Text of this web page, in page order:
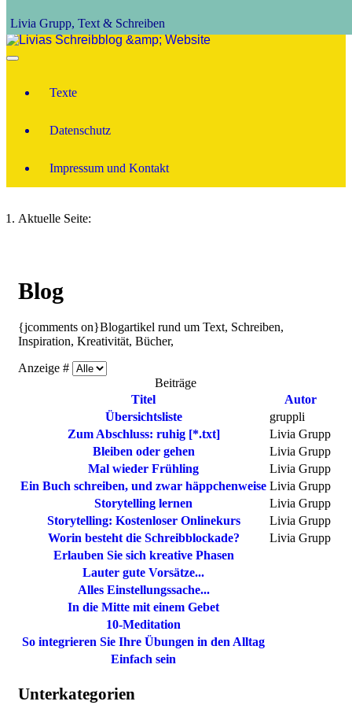
Texte
Datenschutz
Impressum und Kontakt
Livia Grupp, Text & Schreiben
Aktuelle Seite:
Blog
{jcomments on}Blogartikel rund um Text, Schreiben,
Inspiration, Kreativität, Bücher,
Anzeige #
Beiträge
Titel
Autor
Übersichtsliste
gruppli
Zum Abschluss: ruhig [*.txt]
Livia Grupp
Bleiben oder gehen
Livia Grupp
Mal wieder Frühling
Livia Grupp
Ein Buch schreiben, und zwar häppchenweise Livia Grupp
Storytelling lernen
Livia Grupp
Storytelling: Kostenloser Onlinekurs
Livia Grupp
Worin besteht die Schreibblockade?
Livia Grupp
Erlauben Sie sich kreative Phasen
Lauter gute Vorsätze...
Alles Einstellungssache...
In die Mitte mit einem Gebet
10-Meditation
So integrieren Sie Ihre Übungen in den Alltag
Einfach sein
Unterkategorien